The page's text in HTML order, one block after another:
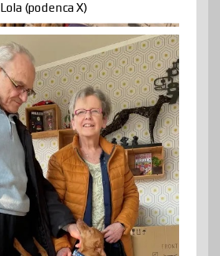
Lola (podenca X)